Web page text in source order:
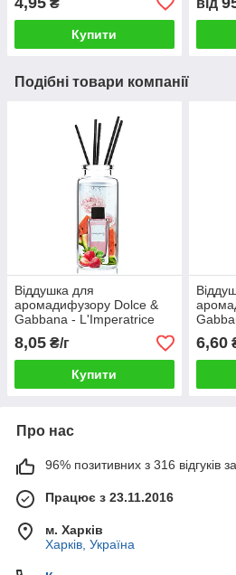
Купити
Подібні товари компанії
Віддушка для
аромадифузору Dolce &
Gabbana - L'Imperatrice
Limited Edition 2020
8,05 ₴/г
Купити
6,60
Про нас
96% позитивних з 316 відгуків
Працює з 23.11.2016
м. Харків
Харків, Україна